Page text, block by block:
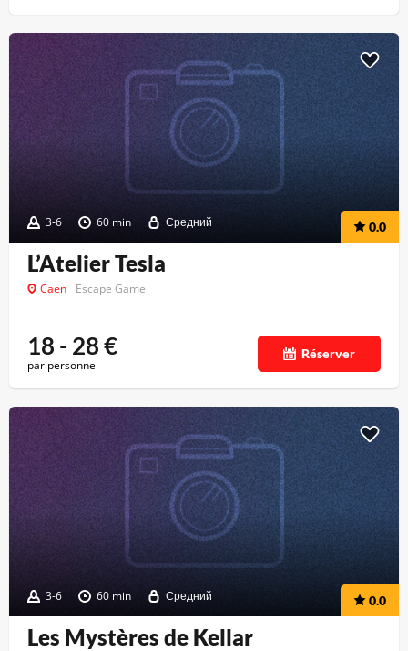
3-6 60 min Средний 0.0
L’Atelier Tesla
Caen Escape Game
18 - 28€
par personne
Réserver
3-6 60 min Средний 0.0
Les Mystères de Kellar